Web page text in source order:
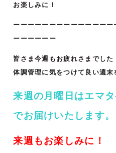
お楽しみに！
ーーーーーーーーーーーーー
ーーーーーー
皆さま今週もお疲れさまでした
体調管理に気をつけて 良い週末
来週の月曜日はエマ
でお届けいたします。
来週もお楽しみに！